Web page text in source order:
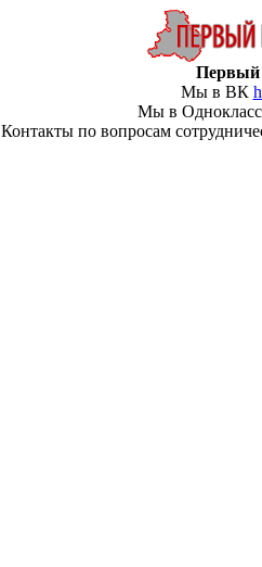
Первый
Мы в ВК
Мы в
Контакты по вопросам